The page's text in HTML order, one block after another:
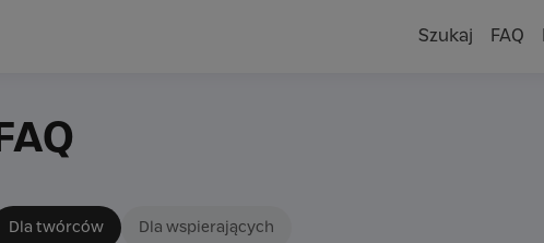
Szukaj FAQ
FAQ
Dla twórców Dla wspierających